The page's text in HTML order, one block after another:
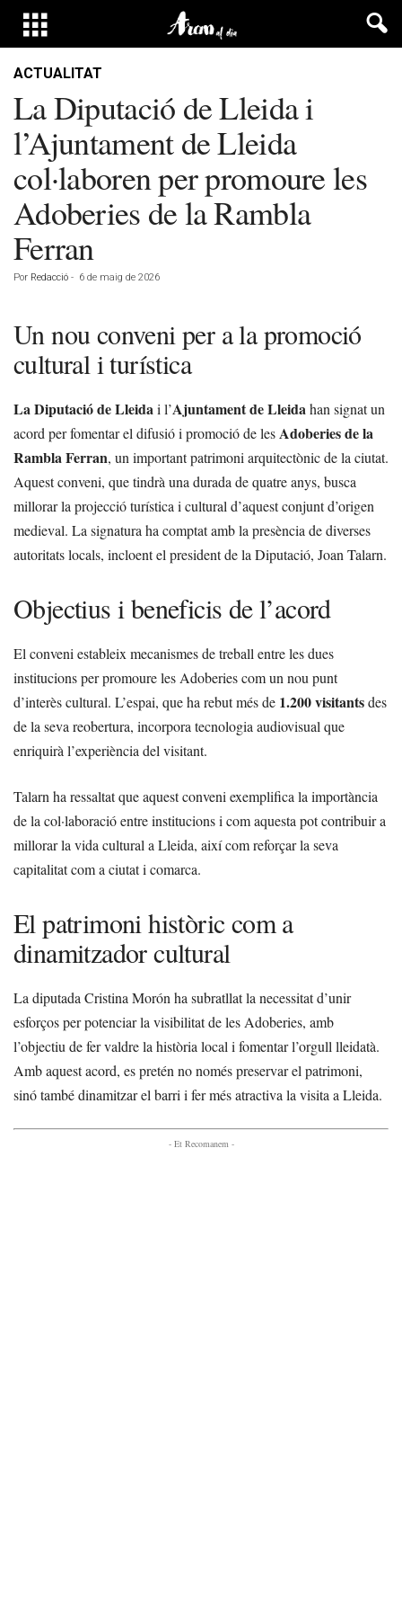
ACTUALITAT
La Diputació de Lleida i
l’Ajuntament de Lleida
col·laboren per promoure les
Adoberies de la Rambla
Ferran
Por Redacció - 6 de maig de 2026
Un nou conveni per a la promoció
cultural i turística
La Diputació de Lleidai l’Ajuntament de Lleidahan signat un
acord per fomentar el difusió i promoció de lesAdoberies de la
Rambla Ferran, un important patrimoni arquitectònic de la ciutat.
Aquest conveni, que tindrà una durada de quatre anys, busca
millorar la projecció turística i cultural d’aquest conjunt d’origen
medieval. La signatura ha comptat amb la presència de diverses
autoritats locals, incloent el president de la Diputació, Joan Talarn.
Objectius i beneficis de l’acord
El conveni estableix mecanismes de treball entre les dues
institucions per promoure les Adoberies com un nou punt
d’interès cultural. L’espai, que ha rebut més de 1.200 visitantsdes
de la seva reobertura, incorpora tecnologia audiovisual que
enriquirà l’experiència del visitant.
Talarn ha ressaltat que aquest conveni exemplifica la importància
de la col·laboració entre institucions i com aquesta pot contribuir a
millorar la vida cultural a Lleida, així com reforçar la seva
capitalitat com a ciutat i comarca.
El patrimoni històric com a
dinamitzador cultural
La diputada Cristina Morón ha subratllat la necessitat d’unir
esforços per potenciar la visibilitat de les Adoberies, amb
l’objectiu de fer valdre la història local i fomentar l’orgull lleidatà.
Amb aquest acord, es pretén no només preservar el patrimoni,
sinó també dinamitzar el barri i fer més atractiva la visita a Lleida.
- Et Recomanem -